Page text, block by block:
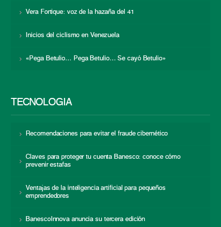
Vera Fortique: voz de la hazaña del 41
Inicios del ciclismo en Venezuela
«Pega Betulio… Pega Betulio… Se cayó Betulio»
TECNOLOGÍA
Recomendaciones para evitar el fraude cibernético
Claves para proteger tu cuenta Banesco: conoce cómo
prevenir estafas
Ventajas de la inteligencia artificial para pequeños
emprendedores
BanescoInnova anuncia su tercera edición